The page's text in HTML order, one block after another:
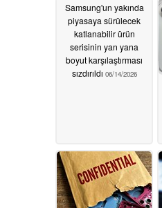
Samsung'un yakında
piyasaya sürülecek
katlanabilir ürün
serisinin yan yana
boyut karşılaştırması
sızdırıldı 06/14/2026